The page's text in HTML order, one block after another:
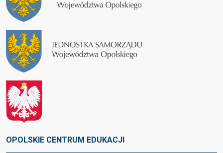
OPOLSKIE CENTRUM EDUKACJI